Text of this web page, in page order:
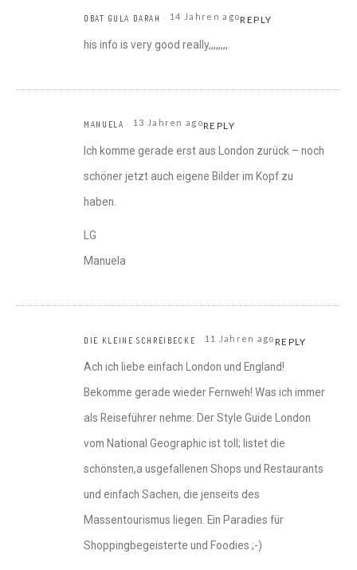
OBAT GULA DARAH 14 Jahren agoREPLY
his info is very good really,,,,,,,,
MANUELA 13 Jahren agoREPLY
Ich komme gerade erst aus London zurück – noch
schöner jetzt auch eigene Bilder im Kopf zu
haben.
LG
Manuela
DIE KLEINE SCHREIBECKE 11 Jahren agoREPLY
Ach ich liebe einfach London und England!
Bekomme gerade wieder Fernweh! Was ich immer
als Reiseführer nehme: Der Style Guide London
vom National Geographic ist toll; listet die
schönsten,a usgefallenen Shops und Restaurants
und einfach Sachen, die jenseits des
Massentourismus liegen. Ein Paradies für
Shoppingbegeisterte und Foodies ;-)